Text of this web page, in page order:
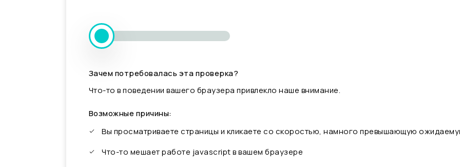
Зачем потребовалась эта проверка?
Что-то в поведении вашего браузера привлекло наше внимание.
Возможные причины:
Вы просматриваете страницы и кликаете со скоростью, намного превышающую
Что-то мешает работе javascript в вашем браузере